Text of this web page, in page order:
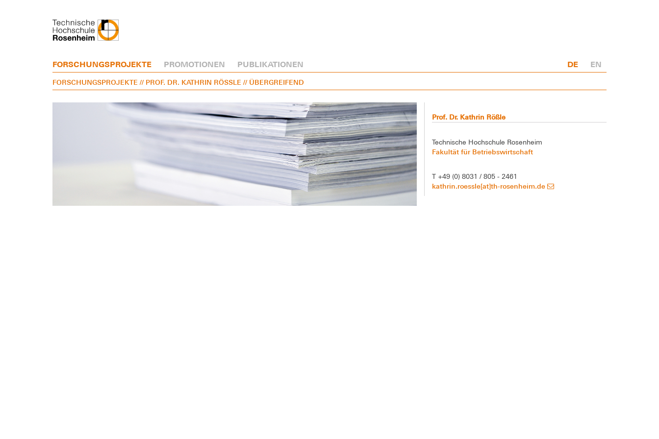
FORSCHUNGSPROJEKTE PROMOTIONEN PUBLIKATIONEN DE EN
FORSCHUNGSPROJEKTE // PROF. DR. KATHRIN RÖSSLE // ÜBERGREIFEND
Prof. Dr. Kathrin Rößle
Technische Hochschule Rosenheim
Fakultät für Betriebswirtschaft
T +49 (0) 8031 / 805 - 2461
kathrin.roessle[at]th-rosenheim.de